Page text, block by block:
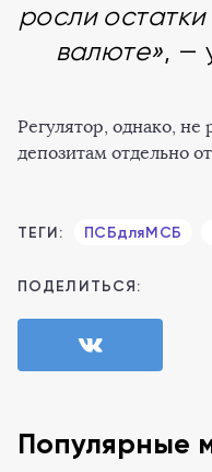
росли остатки
валюте», —
Регулятор, однако,
депозитам отдельно
ТЕГИ: ПСБдляМСБ
ПОДЕЛИТЬСЯ:
Популярные